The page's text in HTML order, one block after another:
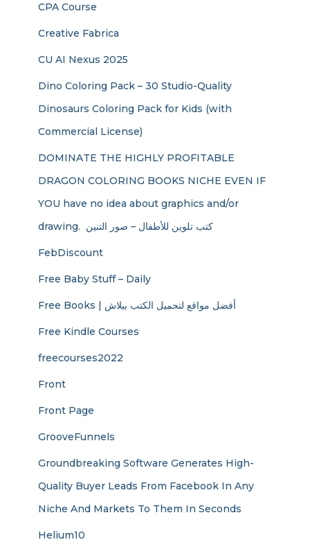
CPA Course
Creative Fabrica
CU AI Nexus 2025
Dino Coloring Pack – 30 Studio-Quality
Dinosaurs Coloring Pack for Kids (with
Commercial License)
DOMINATE THE HIGHLY PROFITABLE
DRAGON COLORING BOOKS NICHE EVEN IF
YOU have no idea about graphics and/or
drawing. ​ كتب تلوين للأطفال – صور التنين
FebDiscount
Free Baby Stuff – Daily
Free Books | أفضل مواقع لتحميل الكتب ببلاش
Free Kindle Courses
freecourses2022
Front
Front Page
GrooveFunnels
Groundbreaking Software Generates High-
Quality Buyer Leads From Facebook In Any
Niche And Markets To Them In Seconds
Helium10